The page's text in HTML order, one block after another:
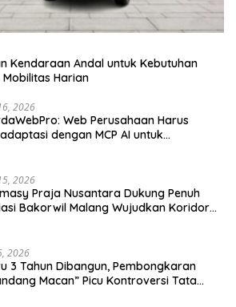
Kendaraan Andal untuk Kebutuhan
Mobilitas Harian
2026
Web Perusahaan Harus
dengan MCP AI untuk
2026
Praja Nusantara Dukung Penuh
Bakorwil Malang Wujudkan Koridor
2026
3 Tahun Dibangun, Pembongkaran
Macan” Picu Kontroversi Tata